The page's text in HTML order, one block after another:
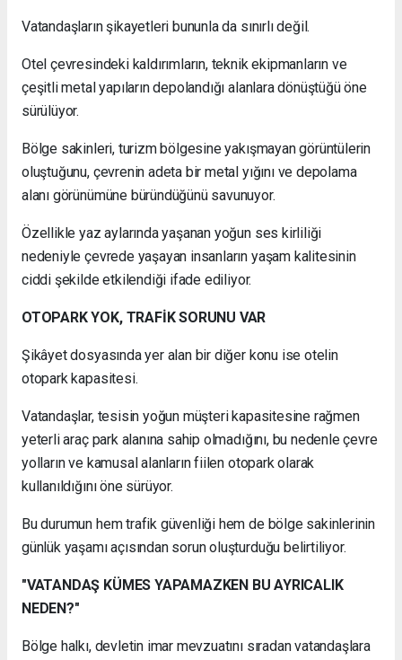
Vatandaşların şikayetleri bununla da sınırlı değil.
Otel çevresindeki kaldırımların, teknik ekipmanların ve
çeşitli metal yapıların depolandığı alanlara dönüştüğü öne
sürülüyor.
Bölge sakinleri, turizm bölgesine yakışmayan görüntülerin
oluştuğunu, çevrenin adeta bir metal yığını ve depolama
alanı görünümüne büründüğünü savunuyor.
Özellikle yaz aylarında yaşanan yoğun ses kirliliği
nedeniyle çevrede yaşayan insanların yaşam kalitesinin
ciddi şekilde etkilendiği ifade ediliyor.
OTOPARK YOK, TRAFİK SORUNU VAR
Şikâyet dosyasında yer alan bir diğer konu ise otelin
otopark kapasitesi.
Vatandaşlar, tesisin yoğun müşteri kapasitesine rağmen
yeterli araç park alanına sahip olmadığını, bu nedenle çevre
yolların ve kamusal alanların fiilen otopark olarak
kullanıldığını öne sürüyor.
Bu durumun hem trafik güvenliği hem de bölge sakinlerinin
günlük yaşamı açısından sorun oluşturduğu belirtiliyor.
"VATANDAŞ KÜMES YAPAMAZKEN BU AYRICALIK
NEDEN?"
Bölge halkı, devletin imar mevzuatını sıradan vatandaşlara